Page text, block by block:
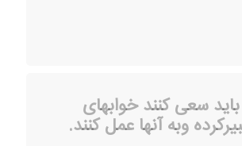
باید سعی کنند خوابهای
وبه آنها عمل کنند.